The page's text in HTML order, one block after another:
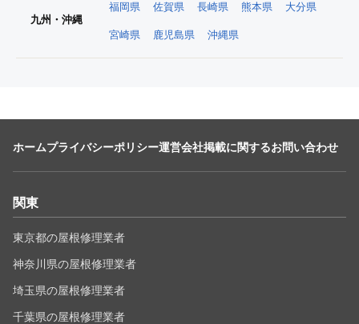
九州・沖縄
福岡県 佐賀県 長崎県 熊本県 大分県
宮崎県 鹿児島県 沖縄県
ホームプライバシーポリシー運営会社掲載に関するお問い合わせ
関東
東京都の屋根修理業者
神奈川県の屋根修理業者
埼玉県の屋根修理業者
千葉県の屋根修理業者